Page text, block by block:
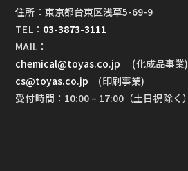
住所：東京都台東区浅草5-69-9
TEL： 03-3873-3111
MAIL：
chemical@toyas.co.jp
(化成品事業)
cs@toyas.co.jp (印刷事業)
受付時間：10:00 – 17:00（土日祝除く）